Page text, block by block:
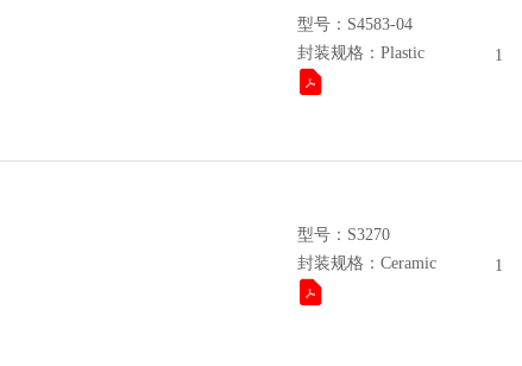
型号：S4583-04
封装规格：Plastic
1
型号：S3270
封装规格：Ceramic
1